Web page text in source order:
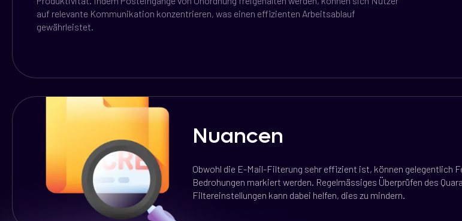
Nuancen
Obwohl die E-Mail-Filterung sehr effizient ist, können gelegentlich
Bedrohungen markiert werden. Regelmässiges Überprüfen des
Filtereinstellungen kann dabei helfen, dies zu mindern.
auf relevante Kommunikation konzentrieren, was einen effizienten Arbeitsablauf
gewährleistet.